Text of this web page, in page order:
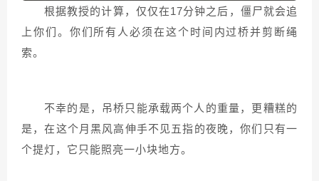
根据教授的计算，仅仅在17分钟之后，僵尸就会追
上你们。你们所有人必须在这个时间内过桥并剪断绳
索。
不幸的是，吊桥只能承载两个人的重量，更糟糕的
是，在这个月黑风高伸手不见五指的夜晚，你们只有一
个提灯，它只能照亮一小块地方。